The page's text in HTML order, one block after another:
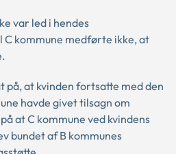
var led i hendes
kommune medførte ikke, at
at kvinden fortsatte med den
havde givet tilsagn om
at C kommune ved kvindens
bundet af B kommunes